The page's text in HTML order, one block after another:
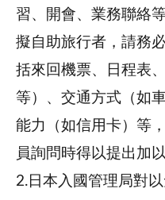
習、開會、業務聯絡
擬自助旅行者，請務
括來回機票、日程表
等）、交通方式（如
能力（如信用卡）等
員詢問時得以提出加以
2.日本入國管理局對